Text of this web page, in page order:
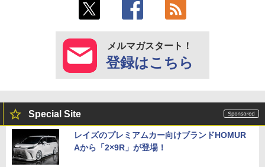
メルマガスタート！
登録はこちら
Special Site
レイズのプレミアムカー向けブランドHOMUR
Aから「2×9R」が登場！